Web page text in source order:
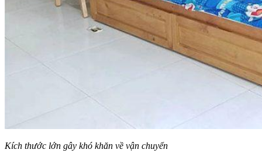
Kích thước lớn gây khó khăn về vận chuyển